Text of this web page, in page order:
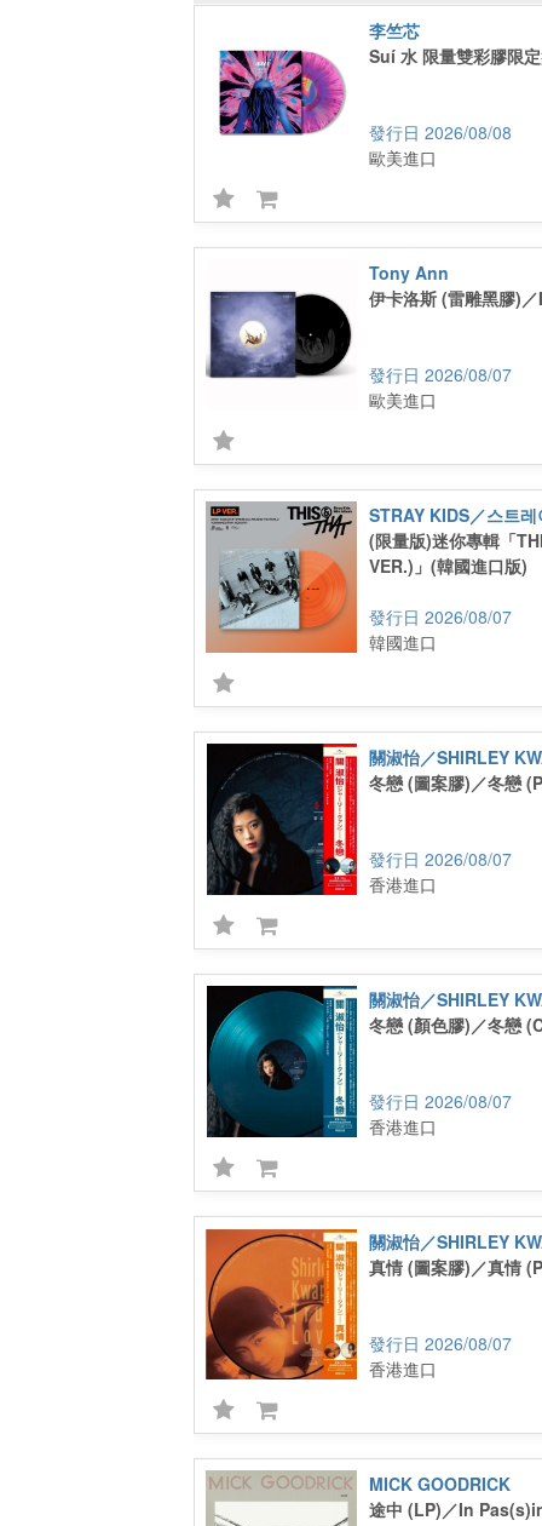
李竺芯
Suí 水 限量雙彩膠限
2026/08/08
歐美進口
Tony Ann
伊卡洛斯 (雷雕黑膠)
2026/08/07
歐美進口
STRAY KIDS／스트
(限量版)迷你專輯「
VER.)」(韓國進口版)
2026/08/07
韓國進口
關淑怡／SHIRLEY
冬戀 (圖案膠)／冬戀
2026/08/07
香港進口
關淑怡／SHIRLEY
冬戀 (顏色膠)／冬戀
2026/08/07
香港進口
關淑怡／SHIRLEY
真情 (圖案膠)／真情
2026/08/07
香港進口
MICK GOODRICK
途中 (LP)／In